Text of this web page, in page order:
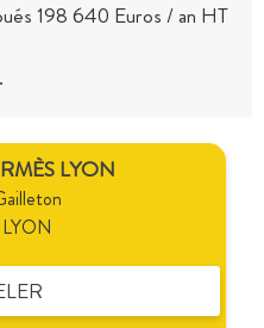
198 640 Euros / an HT
LYON